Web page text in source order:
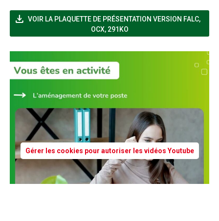
file_download VOIR LA PLAQUETTE DE PRÉSENTATION VERSION FALC,
OCX, 291KO
Gérer les cookies pour autoriser les vidéos Youtube